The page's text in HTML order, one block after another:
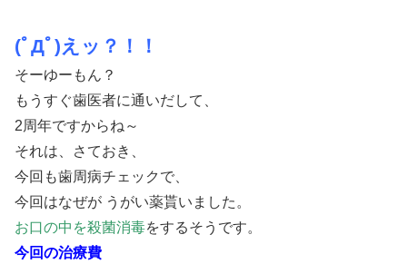
(ﾟДﾟ)えッ？！！
そーゆーもん？
もうすぐ歯医者に通いだして、
2周年ですからね～
それは、さておき、
今回も歯周病チェックで、
今回はなぜが うがい薬貰いました。
お口の中を殺菌消毒をするそうです。
今回の治療費